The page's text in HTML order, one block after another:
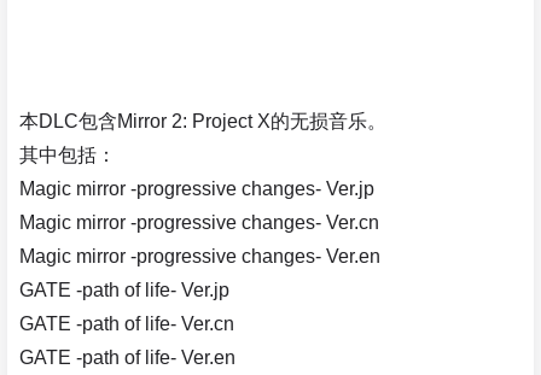
本DLC包含Mirror 2: Project X的无损音乐。
其中包括：
Magic mirror -progressive changes- Ver.jp
Magic mirror -progressive changes- Ver.cn
Magic mirror -progressive changes- Ver.en
GATE -path of life- Ver.jp
GATE -path of life- Ver.cn
GATE -path of life- Ver.en